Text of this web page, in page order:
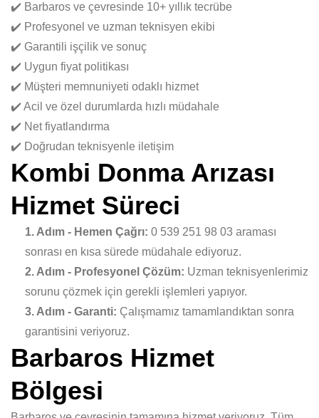
✔️ Barbaros ve çevresinde 10+ yıllık tecrübe
✔️ Profesyonel ve uzman teknisyen ekibi
✔️ Garantili işçilik ve sonuç
✔️ Uygun fiyat politikası
✔️ Müşteri memnuniyeti odaklı hizmet
✔️ Acil ve özel durumlarda hızlı müdahale
✔️ Net fiyatlandırma
✔️ Doğrudan teknisyenle iletişim
Kombi Donma Arızası
Hizmet Süreci
1. Adım - Hemen Çağrı: 0 539 251 98 03 araması
sonrası en kısa sürede müdahale ediyoruz.
2. Adım - Profesyonel Çözüm: Uzman teknisyenlerimiz
sorunu çözmek için gerekli işlemleri yapıyor.
3. Adım - Garanti: Çalışmamız tamamlandıktan sonra
garantisini veriyoruz.
Barbaros Hizmet
Bölgesi